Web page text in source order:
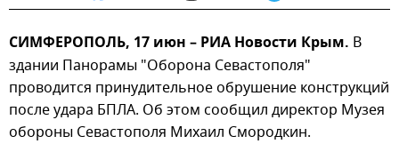
СИМФЕРОПОЛЬ, 17 июн – РИА Новости Крым. В
здании Панорамы "Оборона Севастополя"
проводится принудительное обрушение конструкций
после удара БПЛА. Об этом сообщил директор Музея
обороны Севастополя Михаил Смородкин.